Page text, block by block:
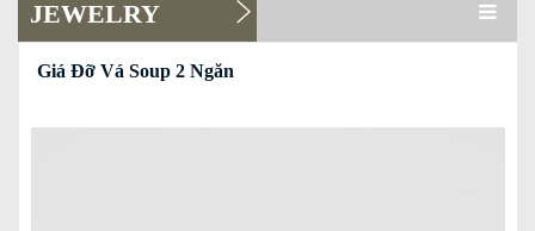
JEWELRY
Giá Đỡ Vá Soup 2 Ngăn